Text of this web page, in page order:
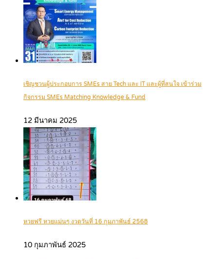
เชิญชวนผู้ประกอบการ SMEs สาย Tech และ IT และผู้ที่สนใจ เข้าร่วม
กิจกรรม SMEs Matching Knowledge & Fund
12 มีนาคม 2025
หวยฟรี หวยแม่นๆ งวดวันที่ 16 กุมภาพันธ์ 2568
10 กุมภาพันธ์ 2025